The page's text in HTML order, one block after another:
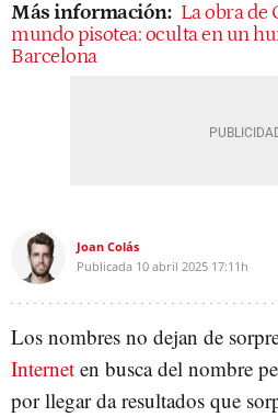
Más información: La obra de
mundo pisotea: oculta en un
Barcelona
Joan Colás
Publicada 10 abril 2025 17:11h
Los nombres no dejan de
Internet en busca del nombre
por llegar da resultados que